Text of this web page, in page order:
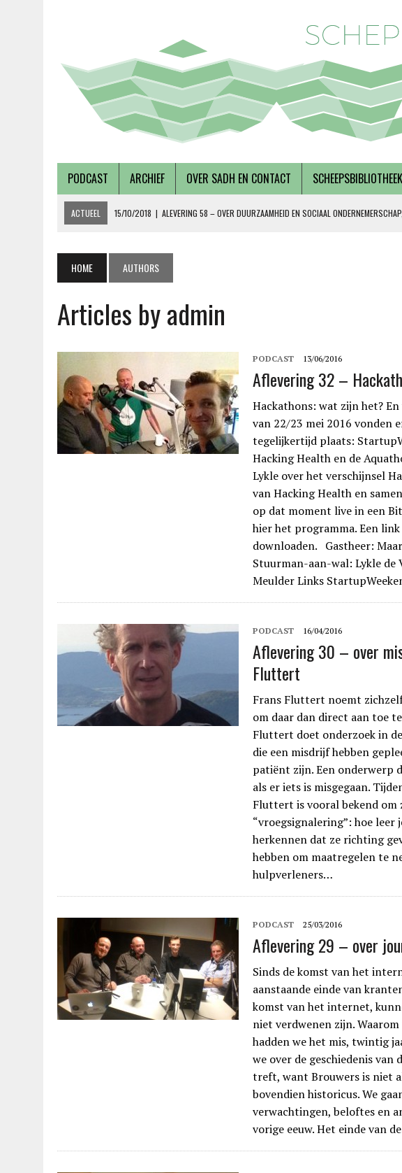
PODCAST ARCHIEF OVER SADH EN CONTACT SCHEEPSBIBLIOTHEEK
ACTUEEL 15/10/2018 | ALEVERING 58 – OVER DUURZAAMHEID EN SOCIAAL
27/07/2018 | AFLEVERING 56 – OVER METABOLE ZIEKTEN, MET TERRY DERKS
08/12/2018
AFLEVERING 59 – OVER VOLKSHUISVESTING, MET PIETER BREGMAN
HOME AUTHORS
Articles by admin
PODCAST 13/06/2016
Aflevering 32 –
Hackathons: wat zijn het?
van 22/23 mei 2016 vonden
tegelijkertijd plaats:
Hacking Health en de
Lykle over het verschijnsel
van Hacking Health en
op dat moment live in een
hier het programma. Een
downloaden. Gastheer:
Stuurman-aan-wal: Lykle de
Meulder Links
PODCAST 16/04/2016
Aflevering 30 – over
Fluttert
Frans Fluttert noemt
om daar dan direct aan toe
Fluttert doet onderzoek in
die een misdrijf hebben
patiënt zijn. Een onderwerp
als er iets is misgegaan.
Fluttert is vooral bekend om
“vroegsignalering”: hoe
herkennen dat ze richting
hebben om maatregelen te
hulpverleners…
PODCAST 25/03/2016
Aflevering 29 – over
Sinds de komst van het
aanstaande einde van
komst van het internet,
niet verdwenen zijn.
hadden we het mis, twintig
we over de geschiedenis
treft, want Brouwers is niet
bovendien historicus. We
verwachtingen, beloftes en
vorige eeuw. Het einde van